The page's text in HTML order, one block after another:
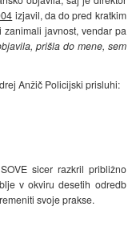
izjavil, da do pred kratkim
javnost, vendar pa
prišla do mene, sem
Anžič Policijski prisluhi:
sicer razkril približno
v okviru desetih odredb
svoje prakse.